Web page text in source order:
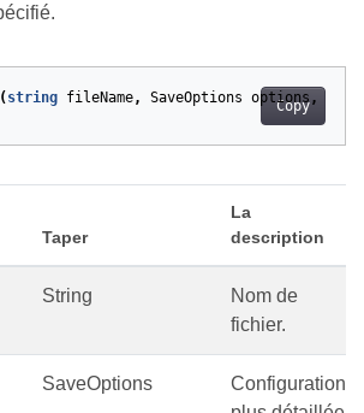
Copy
(string fileName, SaveOptions options ,
Taper
La
description
String
Nom de
fichier.
SaveOptions
Configuration